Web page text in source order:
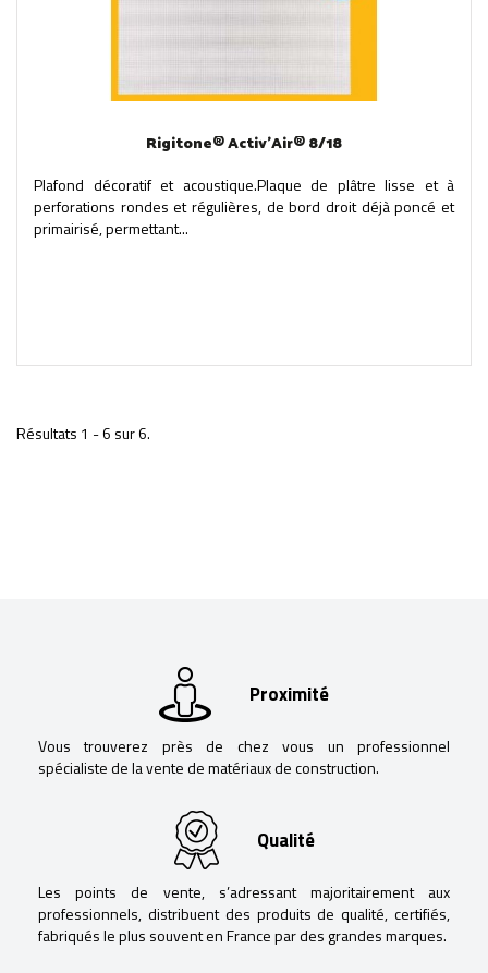
Rigitone® Activ'Air® 8/18
Plafond décoratif et acoustique.Plaque de plâtre lisse et à
perforations rondes et régulières, de bord droit déjà poncé et
primairisé, permettant...
Résultats 1 - 6 sur 6.
Proximité
Vous trouverez près de chez vous un professionnel
spécialiste de la vente de matériaux de construction.
Qualité
Les points de vente, s’adressant majoritairement aux
professionnels, distribuent des produits de qualité, certifiés,
fabriqués le plus souvent en France par des grandes marques.